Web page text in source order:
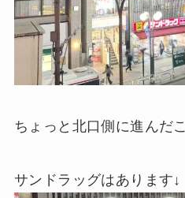
ちょっと北口側に進んだ
サンドラッグはあります↓